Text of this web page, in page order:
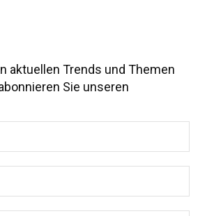
aktuellen Trends und Themen
Sie unseren